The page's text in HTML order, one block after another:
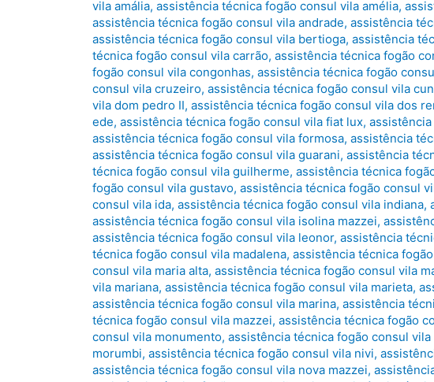
vila amália, assistência técnica fogão consul vila amélia,
assistência técnica fogão consul vila andrade, assistência
assistência técnica fogão consul vila bertioga, assistência
técnica fogão consul vila carrão, assistência técnica fogão
fogão consul vila congonhas, assistência técnica fogão
consul vila cruzeiro, assistência técnica fogão consul vila
vila dom pedro II, assistência técnica fogão consul vila dos
ede, assistência técnica fogão consul vila fiat lux,
assistência técnica fogão consul vila formosa, assistência
assistência técnica fogão consul vila guarani, assistência
técnica fogão consul vila guilherme, assistência técnica
fogão consul vila gustavo, assistência técnica fogão consul
consul vila ida, assistência técnica fogão consul vila indiana,
assistência técnica fogão consul vila isolina mazzei,
assistência técnica fogão consul vila leonor, assistência
técnica fogão consul vila madalena, assistência técnica
consul vila maria alta, assistência técnica fogão consul vila
vila mariana, assistência técnica fogão consul vila marieta,
assistência técnica fogão consul vila marina, assistência
técnica fogão consul vila mazzei, assistência técnica fogão
consul vila monumento, assistência técnica fogão consul vila
morumbi, assistência técnica fogão consul vila nivi,
assistência técnica fogão consul vila nova mazzei,